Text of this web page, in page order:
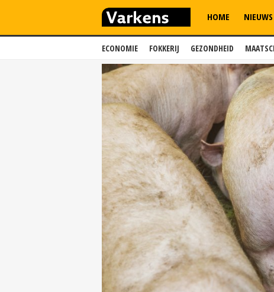
ECONOMIE FOKKERIJ GEZONDHEID
HOME NIEUWS